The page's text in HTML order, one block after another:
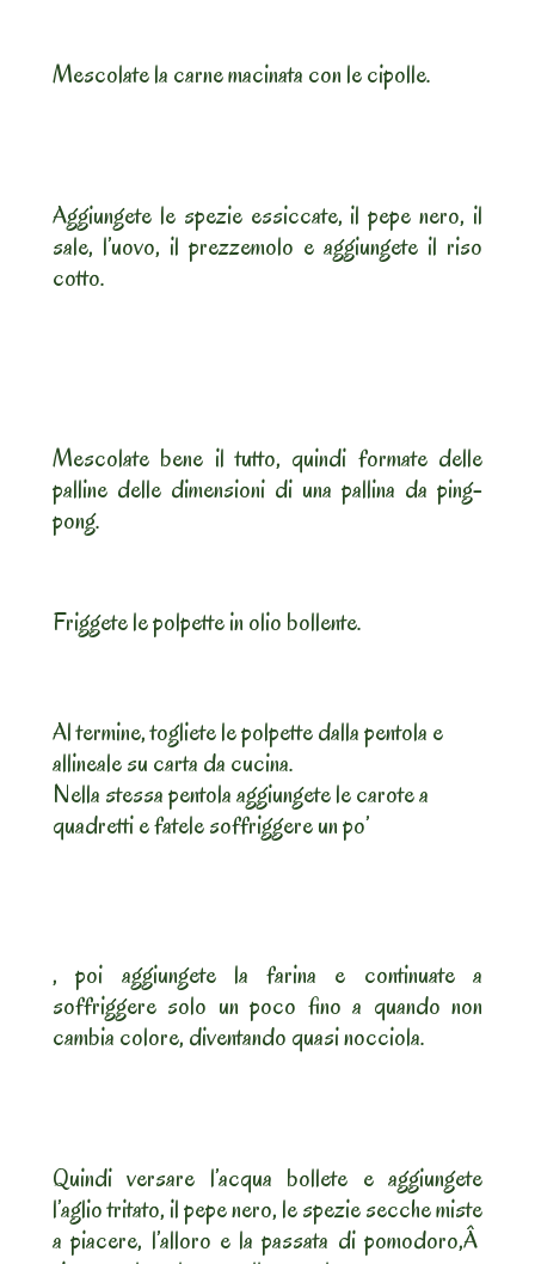
Mescolate la carne macinata con le cipolle.
Aggiungete le spezie essiccate, il pepe nero, il
sale, l’uovo, il prezzemolo e aggiungete il riso
cotto.
Mescolate bene il tutto, quindi formate delle
palline delle dimensioni di una pallina da ping-
pong.
Friggete le polpette in olio bollente.
Al termine, togliete le polpette dalla pentola e
allineale su carta da cucina.
Nella stessa pentola aggiungete le carote a
quadretti e fatele soffriggere un po’
, poi aggiungete la farina e continuate a
soffriggere solo un poco fino a quando non
cambia colore, diventando quasi nocciola.
Quindi versare l’acqua bollete e aggiungete
l’aglio tritato, il pepe nero, le spezie secche miste
a piacere, l’alloro e la passata di pomodoro,Â